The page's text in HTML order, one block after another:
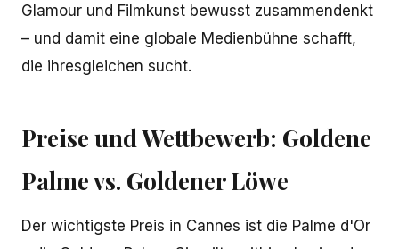
Glamour und Filmkunst bewusst zusammendenkt
– und damit eine globale Medienbühne schafft,
die ihresgleichen sucht.
Preise und Wettbewerb: Goldene
Palme vs. Goldener Löwe
Der wichtigste Preis in Cannes ist die Palme d'Or